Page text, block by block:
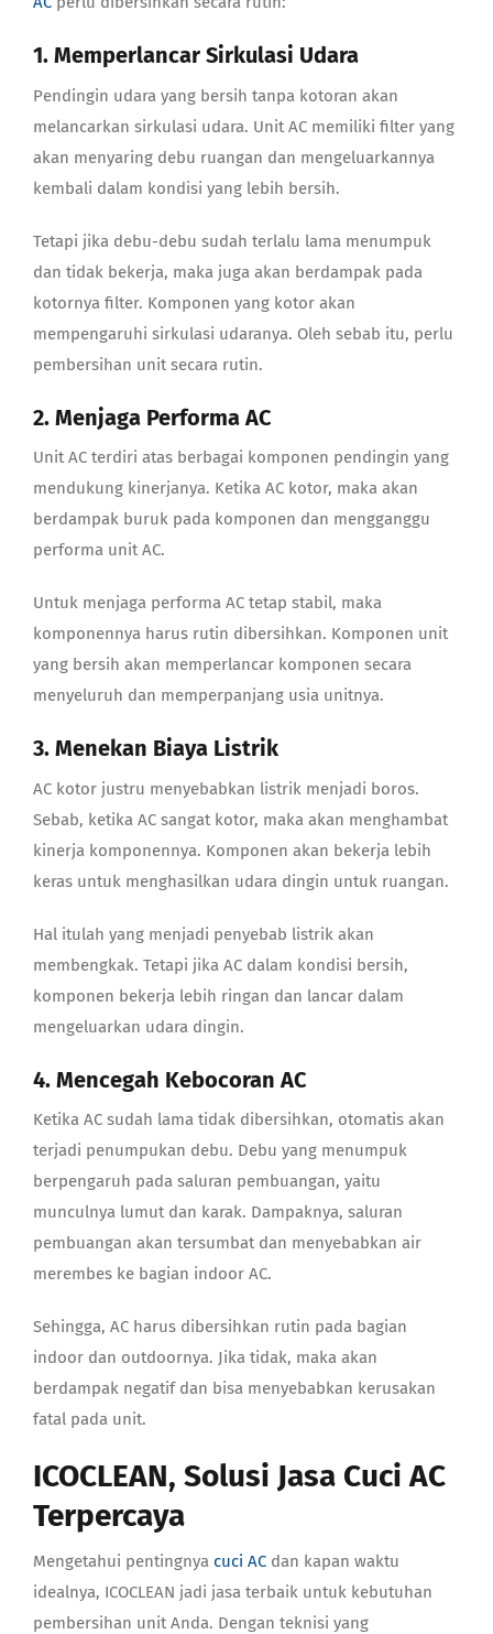
1. Memperlancar Sirkulasi Udara
Pendingin udara yang bersih tanpa kotoran akan
melancarkan sirkulasi udara. Unit AC memiliki filter yang
akan menyaring debu ruangan dan mengeluarkannya
kembali dalam kondisi yang lebih bersih.
Tetapi jika debu-debu sudah terlalu lama menumpuk
dan tidak bekerja, maka juga akan berdampak pada
kotornya filter. Komponen yang kotor akan
mempengaruhi sirkulasi udaranya. Oleh sebab itu, perlu
pembersihan unit secara rutin.
2. Menjaga Performa AC
Unit AC terdiri atas berbagai komponen pendingin yang
mendukung kinerjanya. Ketika AC kotor, maka akan
berdampak buruk pada komponen dan mengganggu
performa unit AC.
Untuk menjaga performa AC tetap stabil, maka
komponennya harus rutin dibersihkan. Komponen unit
yang bersih akan memperlancar komponen secara
menyeluruh dan memperpanjang usia unitnya.
3. Menekan Biaya Listrik
AC kotor justru menyebabkan listrik menjadi boros.
Sebab, ketika AC sangat kotor, maka akan menghambat
kinerja komponennya. Komponen akan bekerja lebih
keras untuk menghasilkan udara dingin untuk ruangan.
Hal itulah yang menjadi penyebab listrik akan
membengkak. Tetapi jika AC dalam kondisi bersih,
komponen bekerja lebih ringan dan lancar dalam
mengeluarkan udara dingin.
4. Mencegah Kebocoran AC
Ketika AC sudah lama tidak dibersihkan, otomatis akan
terjadi penumpukan debu. Debu yang menumpuk
berpengaruh pada saluran pembuangan, yaitu
munculnya lumut dan karak. Dampaknya, saluran
pembuangan akan tersumbat dan menyebabkan air
merembes ke bagian indoor AC.
Sehingga, AC harus dibersihkan rutin pada bagian
indoor dan outdoornya. Jika tidak, maka akan
berdampak negatif dan bisa menyebabkan kerusakan
fatal pada unit.
ICOCLEAN, Solusi Jasa Cuci AC
Terpercaya
Mengetahui pentingnya cuci AC dan kapan waktu
idealnya, ICOCLEAN jadi jasa terbaik untuk kebutuhan
pembersihan unit Anda. Dengan teknisi yang